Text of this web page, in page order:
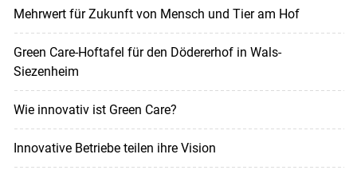
Mehrwert für Zukunft von Mensch und Tier am Hof
Green Care-Hoftafel für den Dödererhof in Wals-
Siezenheim
Wie innovativ ist Green Care?
Innovative Betriebe teilen ihre Vision